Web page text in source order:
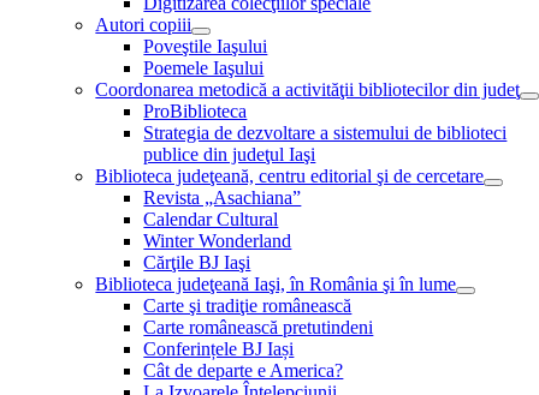
Autori copiii
Poveştile Iaşului
Poemele Iaşului
Coordonarea metodică a activităţii bibliotecilor din judeţ
ProBiblioteca
Strategia de dezvoltare a sistemului de biblioteci
publice din judeţul Iaşi
Biblioteca judeţeană, centru editorial şi de cercetare
Revista „Asachiana”
Calendar Cultural
Winter Wonderland
Cărţile BJ Iaşi
Biblioteca judeţeană Iaşi, în România şi în lume
Carte şi tradiţie românească
Carte românească pretutindeni
Conferințele BJ Iași
Cât de departe e America?